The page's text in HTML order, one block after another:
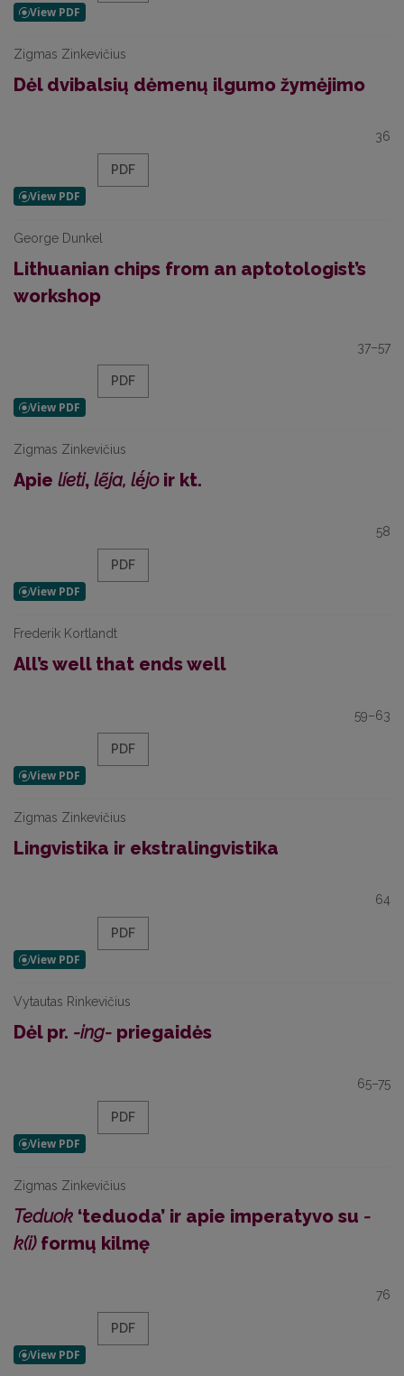
Zigmas Zinkevičius
Dėl dvibalsių dėmenų ilgumo žymėjimo
36
PDF
George Dunkel
Lithuanian chips from an aptotologist’s
workshop
37–57
PDF
Zigmas Zinkevičius
Apie líeti, lẽja, lė́joir kt.
58
PDF
Frederik Kortlandt
All’s well that ends well
59–63
PDF
Zigmas Zinkevičius
Lingvistika ir ekstralingvistika
64
PDF
Vytautas Rinkevičius
Dėl pr. -ing- priegaidės
65–75
PDF
Zigmas Zinkevičius
Teduok ‘teduoda’ ir apie imperatyvo su -
k(i)formų kilmę
76
PDF